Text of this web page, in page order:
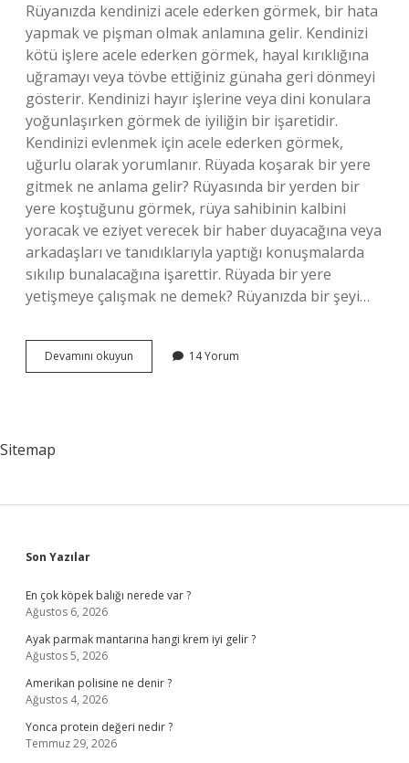
Rüyanızda kendinizi acele ederken görmek, bir hata
yapmak ve pişman olmak anlamına gelir. Kendinizi
kötü işlere acele ederken görmek, hayal kırıklığına
uğramayı veya tövbe ettiğiniz günaha geri dönmeyi
gösterir. Kendinizi hayır işlerine veya dini konulara
yoğunlaşırken görmek de iyiliğin bir işaretidir.
Kendinizi evlenmek için acele ederken görmek,
uğurlu olarak yorumlanır. Rüyada koşarak bir yere
gitmek ne anlama gelir? Rüyasında bir yerden bir
yere koştuğunu görmek, rüya sahibinin kalbini
yoracak ve eziyet verecek bir haber duyacağına veya
arkadaşları ve tanıdıklarıyla yaptığı konuşmalarda
sıkılıp bunalacağına işarettir. Rüyada bir yere
yetişmeye çalışmak ne demek? Rüyanızda bir şeyi…
Devamını okuyun
Acele
14 Yorum
Sitemap
Sidebar
Son Yazılar
En çok köpek balığı nerede var ?
Ağustos 6, 2026
Ayak parmak mantarına hangi krem iyi gelir ?
Ağustos 5, 2026
Amerikan polisine ne denir ?
Ağustos 4, 2026
Yonca protein değeri nedir ?
Temmuz 29, 2026